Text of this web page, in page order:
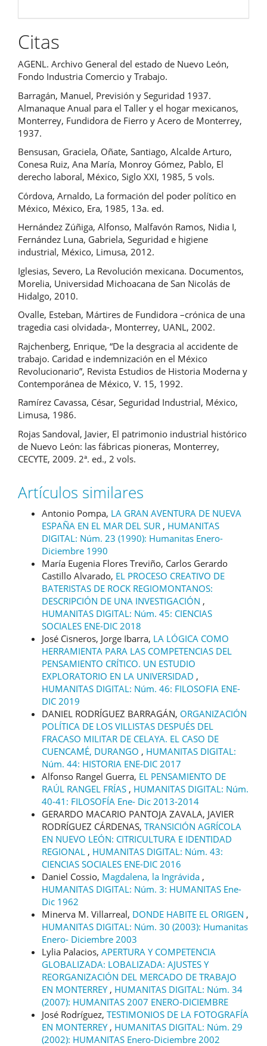
Citas
AGENL. Archivo General del estado de Nuevo León,
Fondo Industria Comercio y Trabajo.
Barragán, Manuel, Previsión y Seguridad 1937.
Almanaque Anual para el Taller y el hogar mexicanos,
Monterrey, Fundidora de Fierro y Acero de Monterrey,
1937.
Bensusan, Graciela, Oñate, Santiago, Alcalde Arturo,
Conesa Ruiz, Ana María, Monroy Gómez, Pablo, El
derecho laboral, México, Siglo XXI, 1985, 5 vols.
Córdova, Arnaldo, La formación del poder político en
México, México, Era, 1985, 13a. ed.
Hernández Zúñiga, Alfonso, Malfavón Ramos, Nidia I,
Fernández Luna, Gabriela, Seguridad e higiene
industrial, México, Limusa, 2012.
Iglesias, Severo, La Revolución mexicana. Documentos,
Morelia, Universidad Michoacana de San Nicolás de
Hidalgo, 2010.
Ovalle, Esteban, Mártires de Fundidora –crónica de una
tragedia casi olvidada-, Monterrey, UANL, 2002.
Rajchenberg, Enrique, “De la desgracia al accidente de
trabajo. Caridad e indemnización en el México
Revolucionario”, Revista Estudios de Historia Moderna y
Contemporánea de México, V. 15, 1992.
Ramírez Cavassa, César, Seguridad Industrial, México,
Limusa, 1986.
Rojas Sandoval, Javier, El patrimonio industrial histórico
de Nuevo León: las fábricas pioneras, Monterrey,
CECYTE, 2009. 2ª. ed., 2 vols.
Artículos similares
Antonio Pompa, LA GRAN AVENTURA DE NUEVA
ESPAÑA EN EL MAR DEL SUR , HUMANITAS
DIGITAL: Núm. 23 (1990): Humanitas Enero-
Diciembre 1990
María Eugenia Flores Treviño, Carlos Gerardo
Castillo Alvarado, EL PROCESO CREATIVO DE
BATERISTAS DE ROCK REGIOMONTANOS:
DESCRIPCIÓN DE UNA INVESTIGACIÓN ,
HUMANITAS DIGITAL: Núm. 45: CIENCIAS
SOCIALES ENE-DIC 2018
José Cisneros, Jorge Ibarra, LA LÓGICA COMO
HERRAMIENTA PARA LAS COMPETENCIAS DEL
PENSAMIENTO CRÍTICO. UN ESTUDIO
EXPLORATORIO EN LA UNIVERSIDAD ,
HUMANITAS DIGITAL: Núm. 46: FILOSOFIA ENE-
DIC 2019
DANIEL RODRÍGUEZ BARRAGÁN, ORGANIZACIÓN
POLÍTICA DE LOS VILLISTAS DESPUÉS DEL
FRACASO MILITAR DE CELAYA. EL CASO DE
CUENCAMÉ, DURANGO , HUMANITAS DIGITAL:
Núm. 44: HISTORIA ENE-DIC 2017
Alfonso Rangel Guerra, EL PENSAMIENTO DE
RAÚL RANGEL FRÍAS , HUMANITAS DIGITAL: Núm.
40-41: FILOSOFÍA Ene- Dic 2013-2014
GERARDO MACARIO PANTOJA ZAVALA, JAVIER
RODRÍGUEZ CÁRDENAS, TRANSICIÓN AGRÍCOLA
EN NUEVO LEÓN: CITRICULTURA E IDENTIDAD
REGIONAL , HUMANITAS DIGITAL: Núm. 43:
CIENCIAS SOCIALES ENE-DIC 2016
Daniel Cossio, Magdalena, la Ingrávida ,
HUMANITAS DIGITAL: Núm. 3: HUMANITAS Ene-
Dic 1962
Minerva M. Villarreal, DONDE HABITE EL ORIGEN ,
HUMANITAS DIGITAL: Núm. 30 (2003): Humanitas
Enero- Diciembre 2003
Lylia Palacios, APERTURA Y COMPETENCIA
GLOBALIZADA: LOBALIZADA: AJUSTES Y
REORGANIZACIÓN DEL MERCADO DE TRABAJO
EN MONTERREY , HUMANITAS DIGITAL: Núm. 34
(2007): HUMANITAS 2007 ENERO-DICIEMBRE
José Rodríguez, TESTIMONIOS DE LA FOTOGRAFÍA
EN MONTERREY , HUMANITAS DIGITAL: Núm. 29
(2002): HUMANITAS Enero-Diciembre 2002